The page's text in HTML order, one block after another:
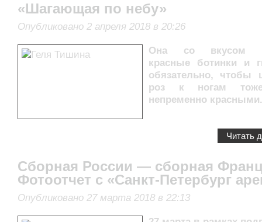
«Шагающая по небу»
Опубликовано 2 апреля 2018 в 20:26
Она со вкусом
красные ботинки и
обязательно, чтобы
роз к ногам
непременно красными.
Читать
Сборная России — сборная
Фотоотчет с «Санкт-Петербург
Опубликовано 27 марта 2018 в 22:13